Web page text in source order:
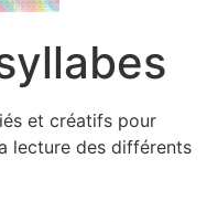
et créatifs pour
lecture des différents